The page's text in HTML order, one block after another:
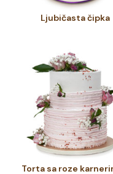
Ljubičasta čipka